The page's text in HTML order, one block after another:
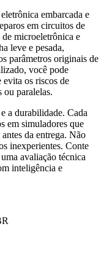
embarcada e
em circuitos de
microeletrônica e
leve e pesada,
parâmetros originais de
você pode
os riscos de
ou paralelas.
a durabilidade. Cada
em simuladores que
da entrega. Não
inexperientes. Conte
avaliação técnica
inteligência e